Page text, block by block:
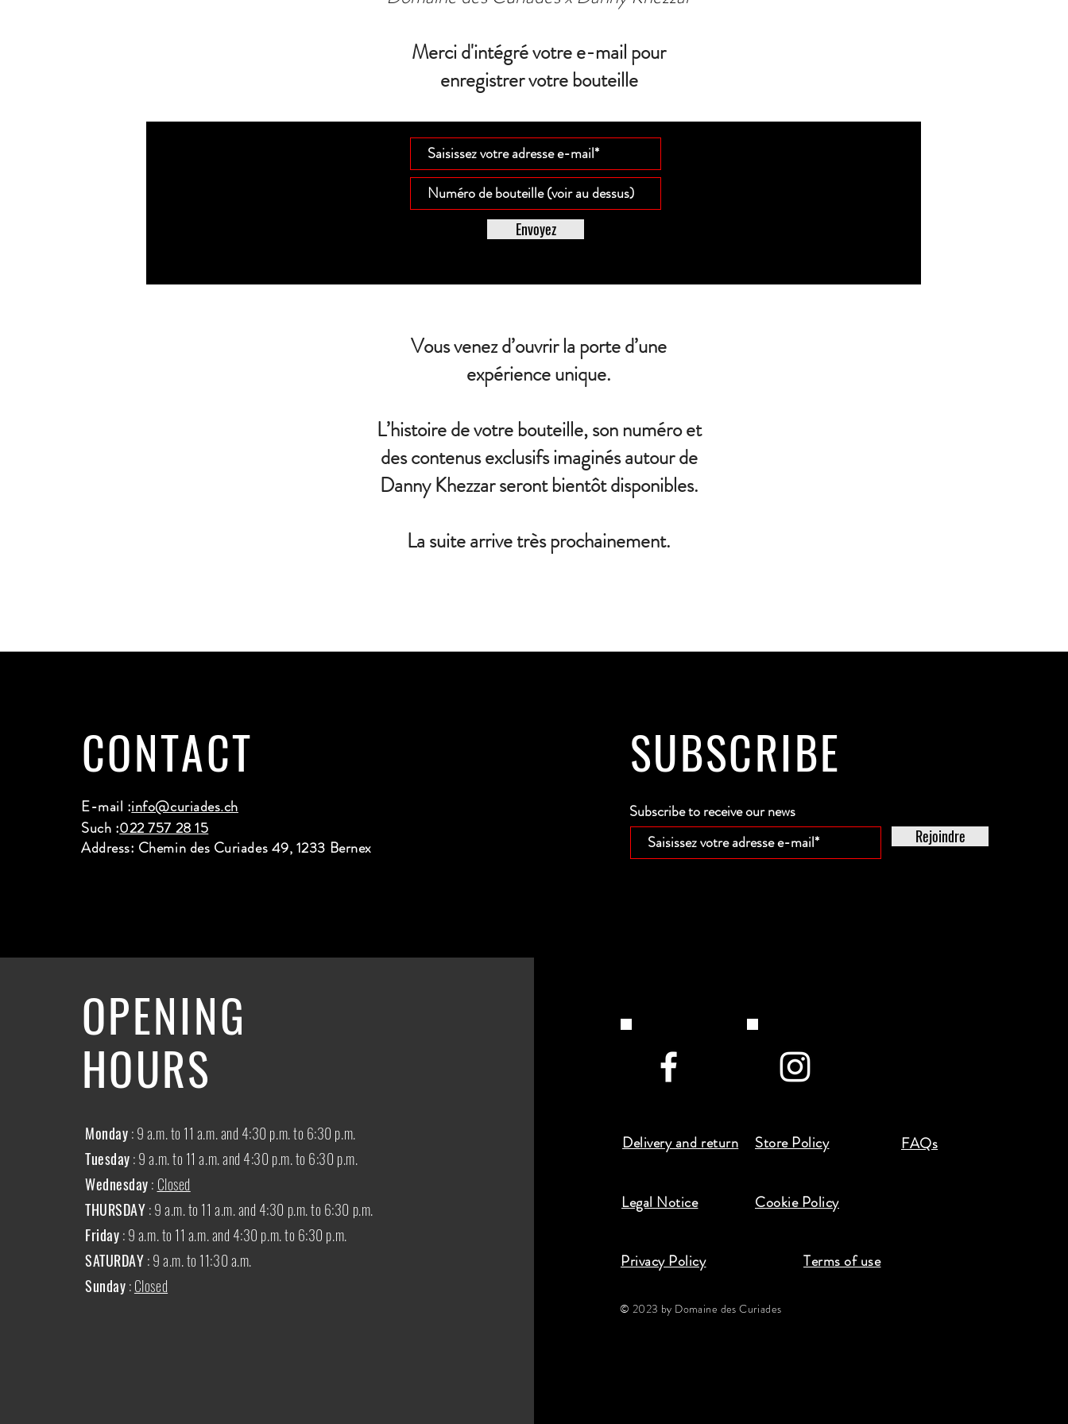
Merci d'intégré votre e-mail pour
enregistrer votre bouteille
Envoyez
Vous venez d’ouvrir la porte d’une
expérience unique.
L’histoire de votre bouteille, son numéro et
des contenus exclusifs imaginés autour de
Danny Khezzar seront bientôt disponibles.
La suite arrive très prochainement.
CONTACT
E-mail :info@curiades.ch
Such :022 757 28 15
Address: Chemin des Curiades 49, 1233 Bernex
SUBSCRIBE
Subscribe to receive our news
Rejoindre
OPENING
HOURS
Monday: 9 a.m. to 11 a.m. and 4:30 p.m. to 6:30 p.m.
Tuesday: 9 a.m. to 11 a.m. and 4:30 p.m. to 6:30 p.m.
Wednesday: Closed
THURSDAY:9 a.m. to 11 a.m. and 4:30 p.m. to 6:30 p.m.
Friday: 9 a.m. to 11 a.m. and 4:30 p.m. to 6:30 p.m.
SATURDAY: 9 a.m. to 11:30 a.m.
Sunday:Closed
Delivery and return Store Policy FAQs
Legal Notice Cookie Policy
Privacy Policy Terms of use
© 2023 by Domaine des Curiades